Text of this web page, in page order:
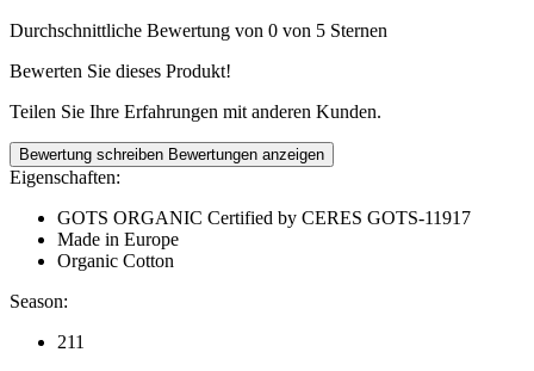
Durchschnittliche Bewertung von 0 von 5 Sternen
Bewerten Sie dieses Produkt!
Teilen Sie Ihre Erfahrungen mit anderen Kunden.
Bewertung schreiben Bewertungen anzeigen
Eigenschaften:
GOTS ORGANIC Certified by CERES GOTS-11917
Made in Europe
Organic Cotton
Season:
211